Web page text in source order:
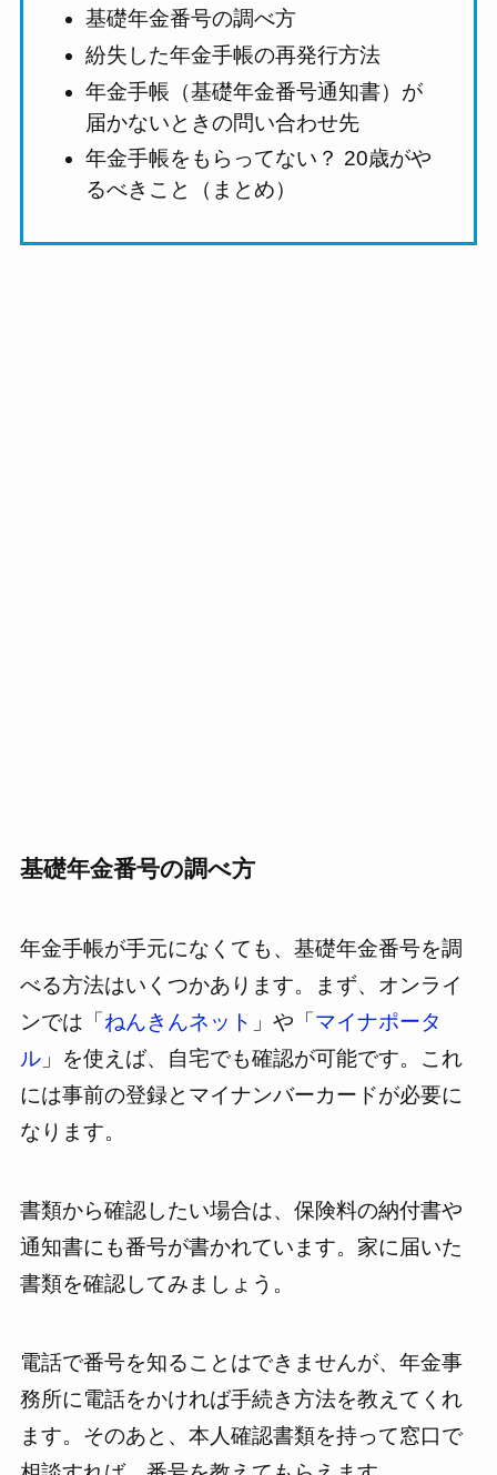
基礎年金番号の調べ方
紛失した年金手帳の再発行方法
年金手帳（基礎年金番号通知書）が
届かないときの問い合わせ先
年金手帳をもらってない？ 20歳がや
るべきこと（まとめ）
基礎年金番号の調べ方
年金手帳が手元になくても、基礎年金番号を調
べる方法はいくつかあります。まず、オンライ
ンでは「 ねんきんネット 」や「 マイナポータ
ル」を使えば、自宅でも確認が可能です。これ
には事前の登録とマイナンバーカードが必要に
なります。
書類から確認したい場合は、保険料の納付書や
通知書にも番号が書かれています。家に届いた
書類を確認してみましょう。
電話で番号を知ることはできませんが、年金事
務所に電話をかければ手続き方法を教えてくれ
ます。そのあと、本人確認書類を持って窓口で